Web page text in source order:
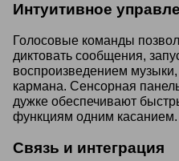
Интуитивное
Голосовые команды
диктовать сообщения,
воспроизведением
кармана. Сенсорная
дужке обеспечивают
функциям одним касанием.
Связь и интеграция